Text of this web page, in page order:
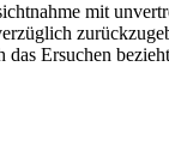
mit
Ersuchen